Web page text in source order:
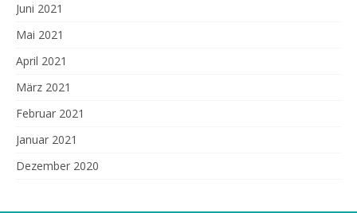
Juni 2021
Mai 2021
April 2021
März 2021
Februar 2021
Januar 2021
Dezember 2020